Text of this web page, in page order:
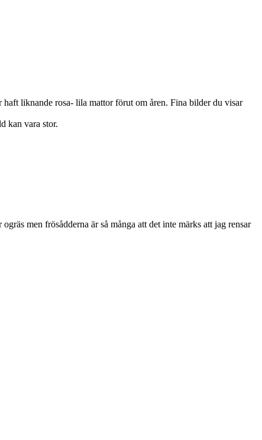
liknande rosa- lila mattor förut om åren. Fina bilder du visar
kan vara stor.
men frösådderna är så många att det inte märks att jag rensar